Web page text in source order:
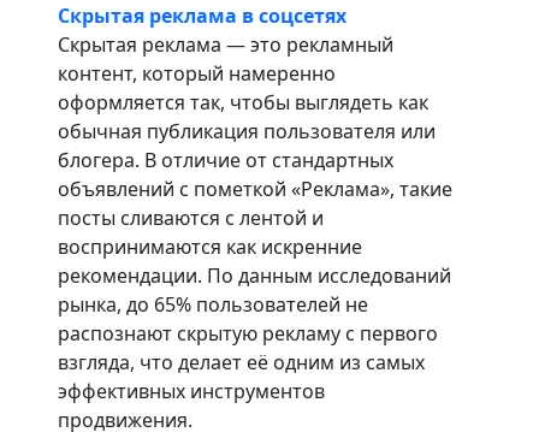
Скрытая реклама в соцсетях
Скрытая реклама — это рекламный
контент, который намеренно
оформляется так, чтобы выглядеть как
обычная публикация пользователя или
блогера. В отличие от стандартных
объявлений с пометкой «Реклама», такие
посты сливаются с лентой и
воспринимаются как искренние
рекомендации. По данным исследований
рынка, до 65% пользователей не
распознают скрытую рекламу с первого
взгляда, что делает её одним из самых
эффективных инструментов
продвижения.